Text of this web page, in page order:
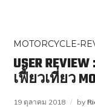
MOTORCYCLE-
USER
เฟี้ยวเที่ยว
19 ตุลาคม 2018 by